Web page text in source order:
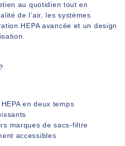
au quotidien tout en
de l’air, les systèmes
HEPA avancée et un design
en deux temps
marques de sacs-filtre
accessibles